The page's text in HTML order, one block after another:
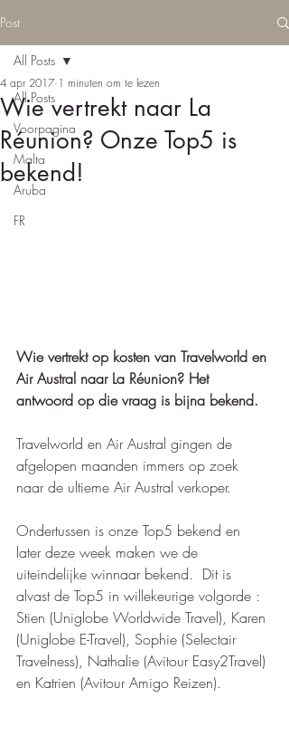
Post
All Posts
Voorpagina
Malta
Aruba
FR
All Posts
Wie vertrekt naar La
Réunion? Onze Top5 is
bekend!
4 apr 2017 1 minuten om te lezen
Wie vertrekt op kosten van Travelworld en
Air Austral naar La Réunion? Het
antwoord op die vraag is bijna bekend.
Travelworld en Air Austral gingen de
afgelopen maanden immers op zoek
naar de ultieme Air Austral verkoper.
Ondertussen is onze Top5 bekend en
later deze week maken we de
uiteindelijke winnaar bekend.  Dit is
alvast de Top5 in willekeurige volgorde :
Stien (Uniglobe Worldwide Travel), Karen
(Uniglobe E-Travel), Sophie (Selectair
Travelness), Nathalie (Avitour Easy2Travel)
en Katrien (Avitour Amigo Reizen).